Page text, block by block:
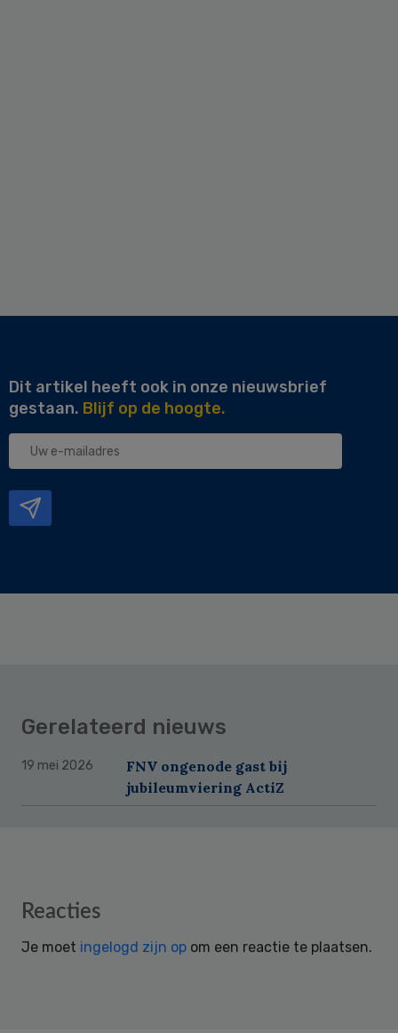
Dit artikel heeft ook in onze nieuwsbrief
gestaan. Blijf op de hoogte.
Uw
Gerelateerd nieuws
19 mei 2026
FNV ongenode gast bij
jubileumviering ActiZ
Reader
Reacties
Je moet ingelogd zijn op om een reactie te plaatsen.